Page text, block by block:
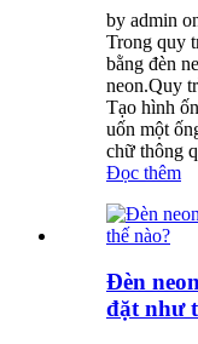
by admin
Trong quy
bằng đèn
neon.Quy
Tạo hình
uốn một
chữ thông
Đọc thêm
Đèn
đặt như